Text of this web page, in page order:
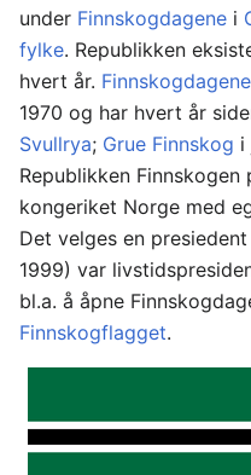
under Finnskogdagene i
fylke. Republikken
hvert år. Finnskogdagene
1970 og har hvert år
Svullrya; Grue Finnskog i
Republikken
kongeriket Norge med
Det velges en
1999) var
bl.a. å åpne
Finnskogflagget.